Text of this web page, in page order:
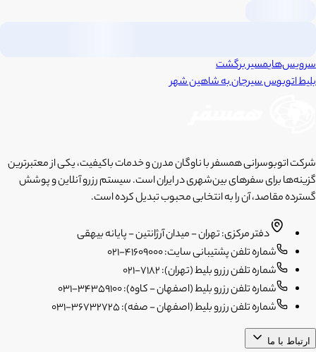
سرویس‌هایمسیر برگشت
بلیط اتوبوسسیرجانبهشاهین شهر
شرکت اتوبوسرانی همسفر با ناوگان مدرن و خدمات باکیفیت، یکی از معتبرترین
گزینه‌ها برای سفرهای بین‌شهری در ایران است. سیستم رزرو آنلاین و پوشش
گسترده مقاصد، آن را به انتخابی محبوب تبدیل کرده است.
دفتر مرکزی: تهران - میدان آرژانتین - پایانه بیهقی
شماره تلفن پشتیبانی سایت: 41609000-021
شماره تلفن رزرو بلیط (تهران): 7182-021
شماره تلفن رزرو بلیط (اصفهان - کاوه): 34359100-031
شماره تلفن رزرو بلیط (اصفهان - صفه): 36732725-031
ارتباط با ما